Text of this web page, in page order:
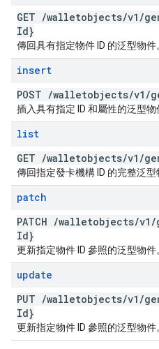
GET /walletobjects/v1 /
Id}
傳回具有指定物件 ID 的泛型物件
insert
POST /walletobjects/v1 /
插入具有指定 ID 和屬性的泛型物
list
GET /walletobjects/v1 /
傳回指定發卡機構 ID 的完整泛型
patch
PATCH /walletobjects/v1 /
Id}
更新指定物件 ID 參照的泛型物件
update
PUT /walletobjects/v1 /
Id}
更新指定物件 ID 參照的泛型物件